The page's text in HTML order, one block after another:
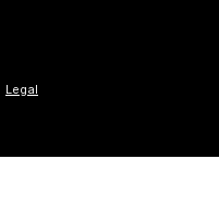
Legal